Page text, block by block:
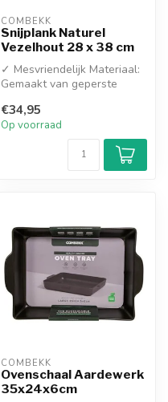
COMBEKK
Snijplank Naturel
Vezelhout 28 x 38 cm
✓ Mesvriendelijk Materiaal:
Gemaakt van geperste
van ...
€34,95
Op voorraad
COMBEKK
Ovenschaal Aardewerk
35x24x6cm